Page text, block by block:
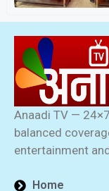
Anaadi TV —
balanced
entertainment
Home